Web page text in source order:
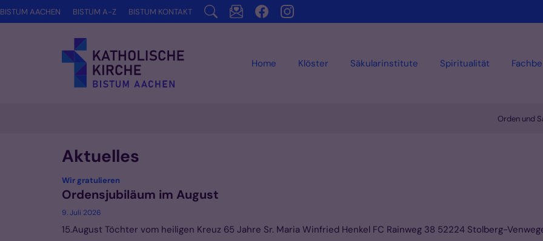
Zum Inhalt springen
Home Klöster Säkularinstitute Spiritualität
BISTUM AACHEN BISTUM A-Z BISTUM KONTAKT
Orden und
Aktuelles
Wir gratulieren
Ordensjubiläum im August
9. Juli 2026
15.August Töchter vom heiligen Kreuz 65 Jahre Sr. Maria Winfried Henkel FC Rainweg 38 52224 Stolberg-